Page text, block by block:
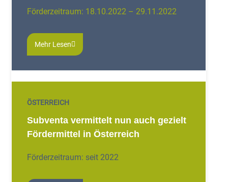
Förderzeitraum: 18.10.2022 – 29.11.2022
Mehr Lesen
ÖSTERREICH
Subventa vermittelt nun auch gezielt
Fördermittel in Österreich
Förderzeitraum: seit 2022